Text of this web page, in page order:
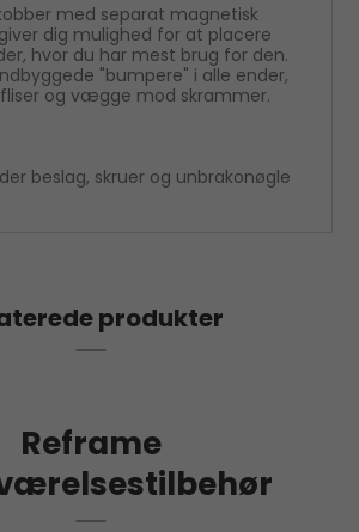
med separat magnetisk
dig mulighed for at placere
hvor du har mest brug for den.
"bumpere" i alle ender,
og vægge mod skrammer.
beslag, skruer og unbrakonøgle
produkter
Reframe